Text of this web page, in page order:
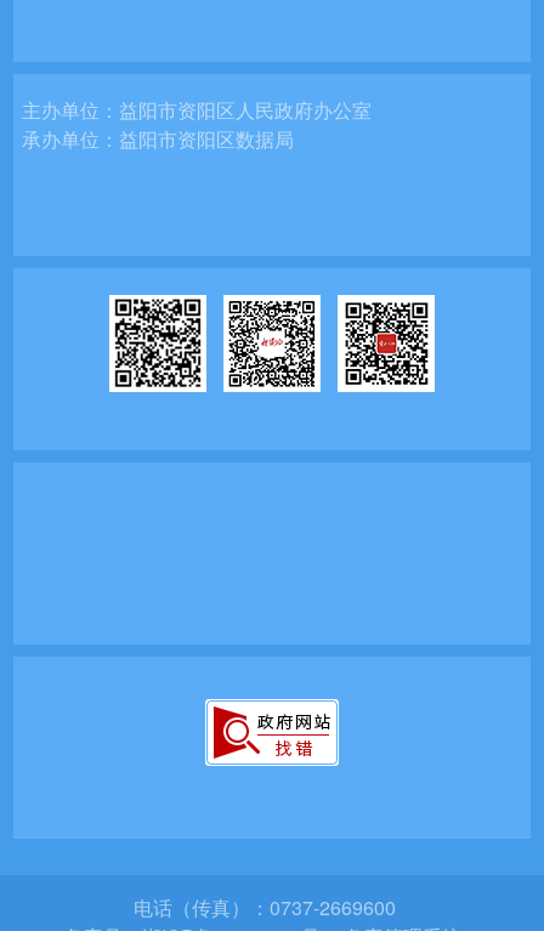
主办单位：益阳市资阳区人民政府办公室
承办单位：益阳市资阳区数据局
电话（传真）：0737-2669600